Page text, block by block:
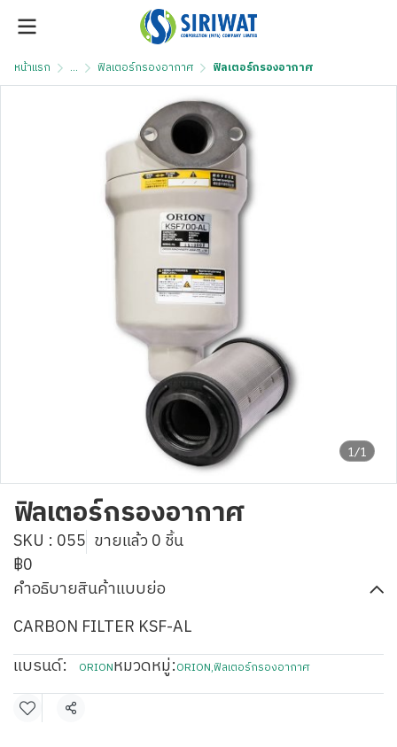
หน้าแรก ... ฟิลเตอร์กรองอากาศ ฟิลเตอร์กรองอากาศ
1/1
ฟิลเตอร์กรองอากาศ
SKU : 055 ขายแล้ว 0 ชิ้น
฿0
คำอธิบายสินค้าแบบย่อ
CARBON FILTER KSF-AL
แบรนด์:
ORIONหมวดหมู่:ORION,ฟิลเตอร์กรองอากาศ
แชร์